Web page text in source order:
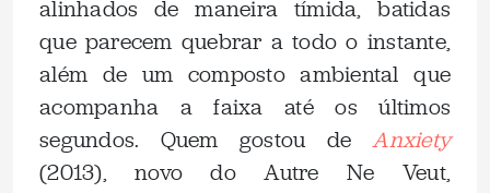
alinhados de maneira tímida, batidas
que parecem quebrar a todo o instante,
além de um composto ambiental que
acompanha a faixa até os últimos
segundos. Quem gostou deAnxiety
(2013), novo do Autre Ne Veut,